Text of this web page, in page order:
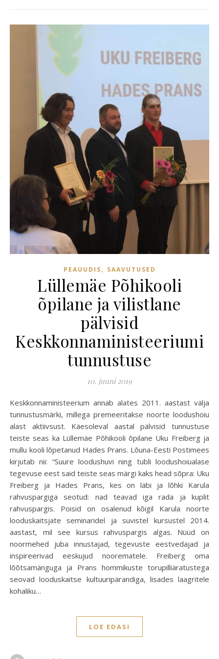
PEAUUDIS, SAAVUTUSED
Lüllemäe Põhikooli
õpilane ja vilistlane
pälvisid
Keskkonnaministeeriumi
tunnustuse
10. juuni 2019
Keskkonnaministeerium annab alates 2011. aastast välja
tunnustusmärki, millega premeeritakse noorte loodushoiu
alast aktiivsust. Käesoleval aastal pälvisid tunnustuse
teiste seas ka Lüllemäe Põhikooli õpilane Uku Freiberg ja
mullu kooli lõpetanud Hades Prans. Lõuna-Eesti Postimees
kirjutab nii: “Suure loodushuvi ning tubli loodushoiualase
tegevuse eest said teiste seas märgi kaks head sõpra: Uku
Freiberg ja Hades Prans, kes on läbi ja lõhki Karula
rahvuspargiga seotud: nad teavad iga rada ja kuplit
rahvuspargis. Poisid on osalenud kõigil Karula noorte
looduskaitsjate seminaridel ja suvistel kursustel 2014.
aastast, mil see kursus rahvuspargis algas. Nüüd on
noormehed juba innustajad, tegevuste eestvedajad ja
inspireerivad eeskujud noorematele. Freiberg oma
lõõtsamänguga ja Prans hommikuste torupilliäratustega
seovad looduskaitse kultuuripärandiga, lisades laagritele
kohaliku…
LOE EDASI